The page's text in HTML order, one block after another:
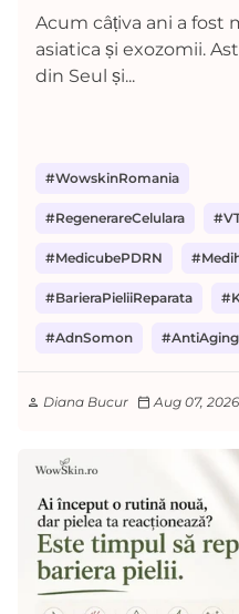
Acum câțiva ani a fost
asiatica și exozomii.
din Seul și...
#AdnSomon
#BarieraPieliiReparata
#MedicubePDRN
#RegenerareCelulara
#WowskinRomania
person Diana Bucur calendar_today Aug 07, 2026